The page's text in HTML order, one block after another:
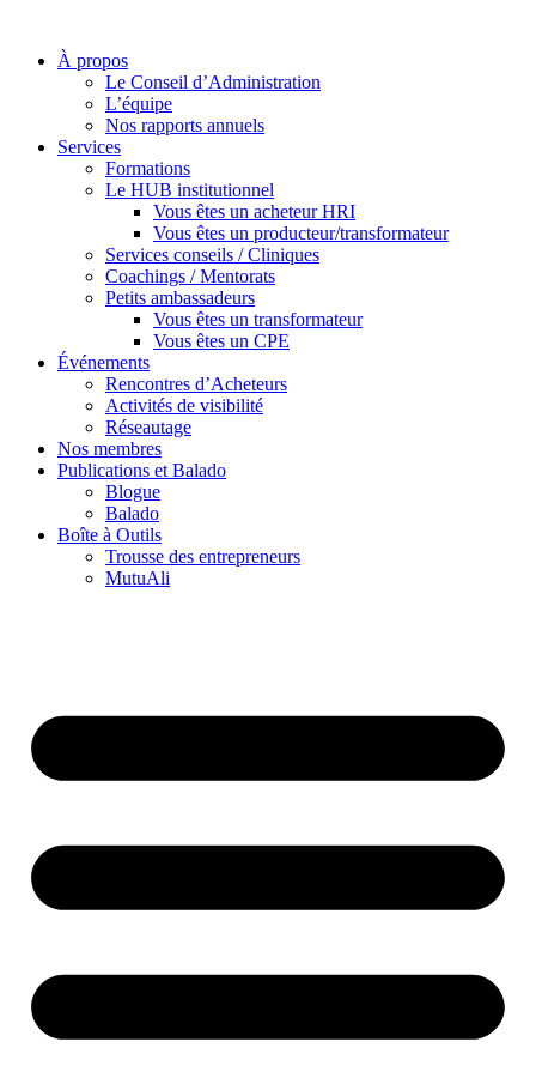
À propos
Le Conseil d’Administration
L’équipe
Nos rapports annuels
Services
Formations
Le HUB institutionnel
Vous êtes un acheteur HRI
Vous êtes un producteur/transformateur
Services conseils / Cliniques
Coachings / Mentorats
Petits ambassadeurs
Vous êtes un transformateur
Vous êtes un CPE
Événements
Rencontres d’Acheteurs
Activités de visibilité
Réseautage
Nos membres
Publications et Balado
Blogue
Balado
Boîte à Outils
Trousse des entrepreneurs
MutuAli